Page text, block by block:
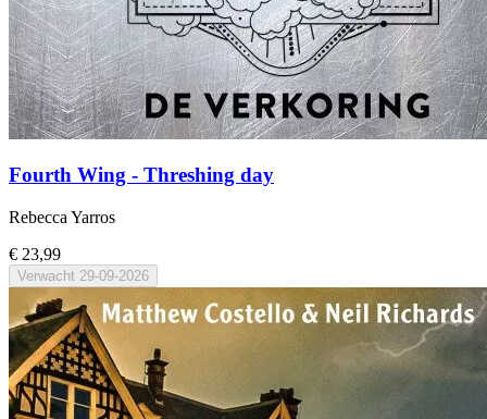
Fourth Wing - Threshing day
Rebecca Yarros
€ 23,99
Verwacht 29-09-2026